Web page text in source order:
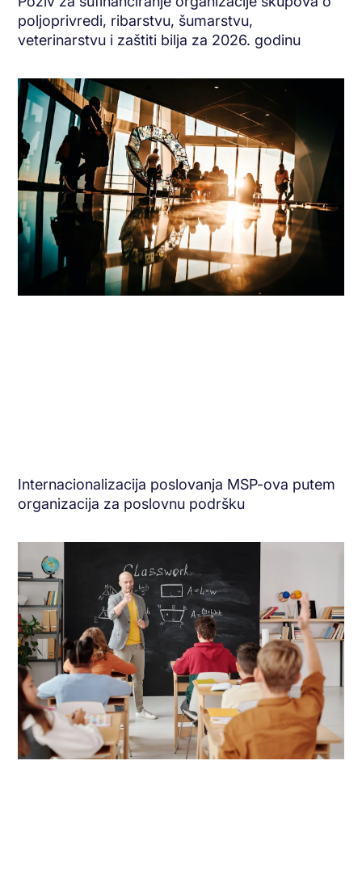
poljoprivredi, ribarstvu, šumarstvu,
veterinarstvu i zaštiti bilja za 2026. godinu
Internacionalizacija poslovanja MSP-ova putem
organizacija za poslovnu podršku